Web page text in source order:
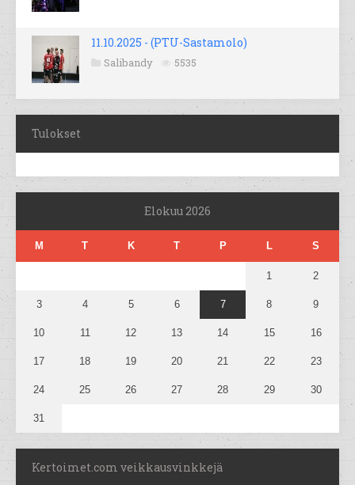
11.10.2025 - (PTU-Sastamolo)
Salibandy 5535
Tulokset
Elokuu 2026
M T K T P L S
1 2
3 4 5 6 7 8 9
10 11 12 13 14 15 16
17 18 19 20 21 22 23
24 25 26 27 28 29 30
31
Kertoimet.com veikkausvinkkejä